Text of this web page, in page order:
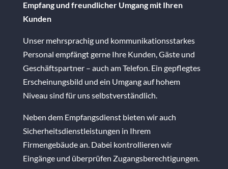
Empfang und freundlicher Umgang mit Ihren
Kunden
Unser mehrsprachig und kommunikationsstarkes
Personal empfängt gerne Ihre Kunden, Gäste und
Geschäftspartner – auch am Telefon. Ein gepflegtes
Erscheinungsbild und ein Umgang auf hohem
Niveau sind für uns selbstverständlich.
Neben dem Empfangsdienst bieten wir auch
Sicherheitsdienstleistungen in Ihrem
Firmengebäude an. Dabei kontrollieren wir
Eingänge und überprüfen Zugangsberechtigungen.